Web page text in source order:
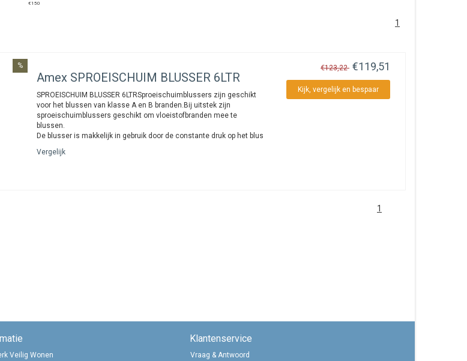
€150
1
%
AmexSPROEISCHUIM BLUSSER 6LTR
SPROEISCHUIM BLUSSER 6LTRSproeischuimblussers zijn geschikt
voor het blussen van klasse A en B branden.Bij uitstek zijn
sproeischuimblussers geschikt om vloeistofbranden mee te
blussen.
De blusser is makkelijk in gebruik door de constante druk op het blus
Vergelijk
€123,22 €119,51
Kijk, vergelijk en bespaar
1
Veilig Wonen
Klantenservice
Vraag & Antwoord